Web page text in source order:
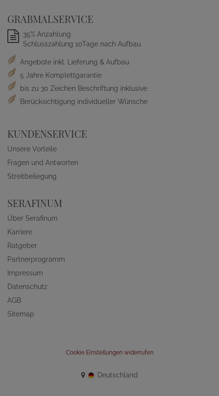
GRABMALSERVICE
35% Anzahlung
Schlusszahlung 10Tage nach Aufbau
Angebote inkl. Lieferung & Aufbau
5 Jahre Komplettgarantie
bis zu 30 Zeichen Beschriftung inklusive
Berücksichtigung individueller Wünsche
KUNDENSERVICE
Unsere Vorteile
Fragen und Antworten
Streitbeilegung
SERAFINUM
Über Serafinum
Karriere
Ratgeber
Partnerprogramm
Impressum
Datenschutz
AGB
Sitemap
Cookie Einstellungen widerrufen
Deutschland